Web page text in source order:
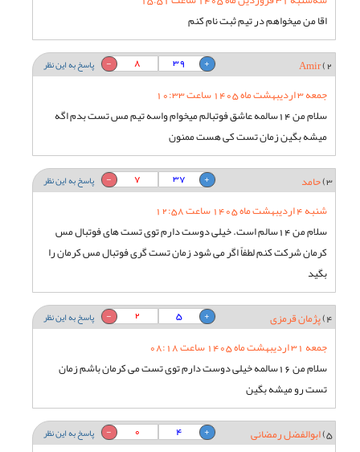
اقا من میخواهم در تیم ثبت نام کنم
2)
Amir پاسخ به این نظر 8
39
جمعه 3 اردیبهشت ماه 1405 ساعت 10:33
سلام من 14سالمه عاشق فوتبالم میخوام واسه تیم مس تست بدم اگه
میشه بگین زمان تست کی هست ممنون
3) حامد پاسخ به این نظر 7
37
شنبه 4 اردیبهشت ماه 1405 ساعت 12:58
سلام من 14سالم است. خیلی دوست دارم توی تست های فوتبال مس
کرمان شرکت کنم لطفاً اگر می شود زمان تست گری فوتبال مس کرمان را
بگید
4) پژمان قرمزی پاسخ به این نظر 2
5
جمعه 31 اردیبهشت ماه 1405 ساعت 08:18
سلام من 16سالمه خیلی دوست دارم توی تست می کرمان باشم زمان
تست رو میشه بگین
5) ابوالفضل رمضانی پاسخ به این نظر 0
4